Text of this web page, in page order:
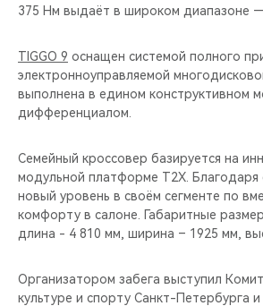
375 Нм выдаёт в широком диапазоне
TIGGO 9 оснащен системой полного
электронноуправляемой
выполнена в едином конструктивном
дифференциалом.
Семейный кроссовер базируется на
модульной платформе T2X. Благодаря
новый уровень в своём сегменте по
комфорту в салоне. Габаритные
длина - 4 810 мм, ширина – 1925 мм,
Организатором забега выступил
культуре и спорту Санкт-Петербурга